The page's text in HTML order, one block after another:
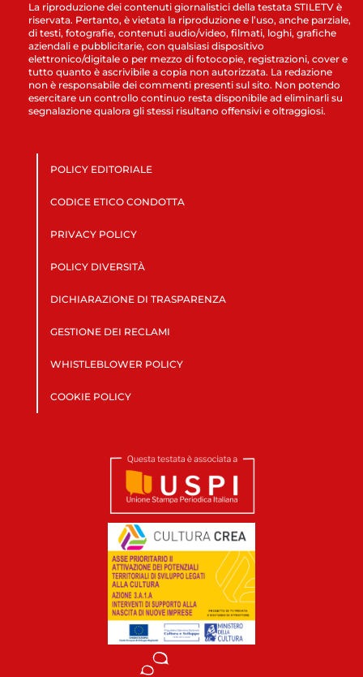
La riproduzione dei contenuti giornalistici della testata STILETV è
riservata. Pertanto, è vietata la riproduzione e l’uso, anche parziale,
di testi, fotografie, contenuti audio/video, filmati, loghi, grafiche
aziendali e pubblicitarie, con qualsiasi dispositivo
elettronico/digitale o per mezzo di fotocopie, registrazioni, cover e
tutto quanto è ascrivibile a copia non autorizzata. La redazione
non è responsabile dei commenti presenti sul sito. Non potendo
esercitare un controllo continuo resta disponibile ad eliminarli su
segnalazione qualora gli stessi risultano offensivi e oltraggiosi.
POLICY EDITORIALE
CODICE ETICO CONDOTTA
PRIVACY POLICY
POLICY DIVERSITÀ
DICHIARAZIONE DI TRASPARENZA
GESTIONE DEI RECLAMI
WHISTLEBLOWER POLICY
COOKIE POLICY